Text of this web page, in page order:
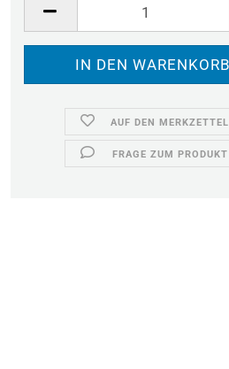
AUF DEN MERKZETTEL
FRAGE ZUM PRODUKT